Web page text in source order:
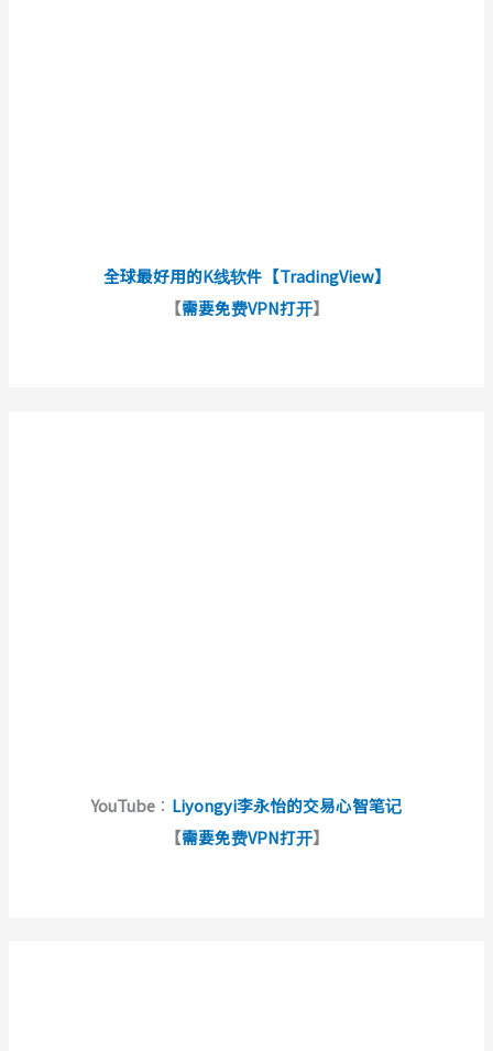
全球最好用的K线软件【TradingView】
【需要免费VPN打开】
YouTube ： Liyongyi李永怡的交易心智笔记
【需要免费VPN打开】